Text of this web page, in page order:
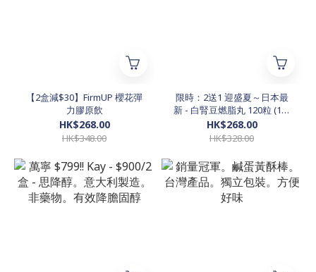
【2盒減$30】FirmUP 櫻花彈
力膠原飲
HK$268.00
HK$348.00
限時：2送1 迎盛夏～日本最
新 - 白腎豆燃脂丸 120粒 (1個
月量)
HK$268.00
HK$328.00